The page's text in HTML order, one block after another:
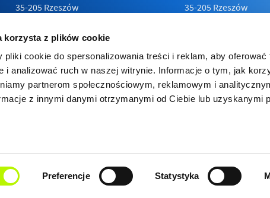
korzysta z plików cookie
pliki cookie do spersonalizowania treści i reklam, aby oferować
i analizować ruch w naszej witrynie. Informacje o tym, jak
partnerom społecznościowym, reklamowym i
z innymi danymi otrzymanymi od Ciebie lub uzyskanymi
Preferencje Statystyka
35-205 Rzeszów
17 789 19 87
35-205 Rzeszów
Polityka prywatności
Relacje inwestorskie